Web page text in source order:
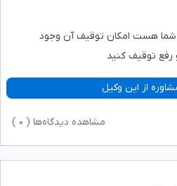
شما هست امکان توقیف آن وجود
رفع توقیف کنید
از این وکیل
مشاهده دیدگاه‌ها ( ۰